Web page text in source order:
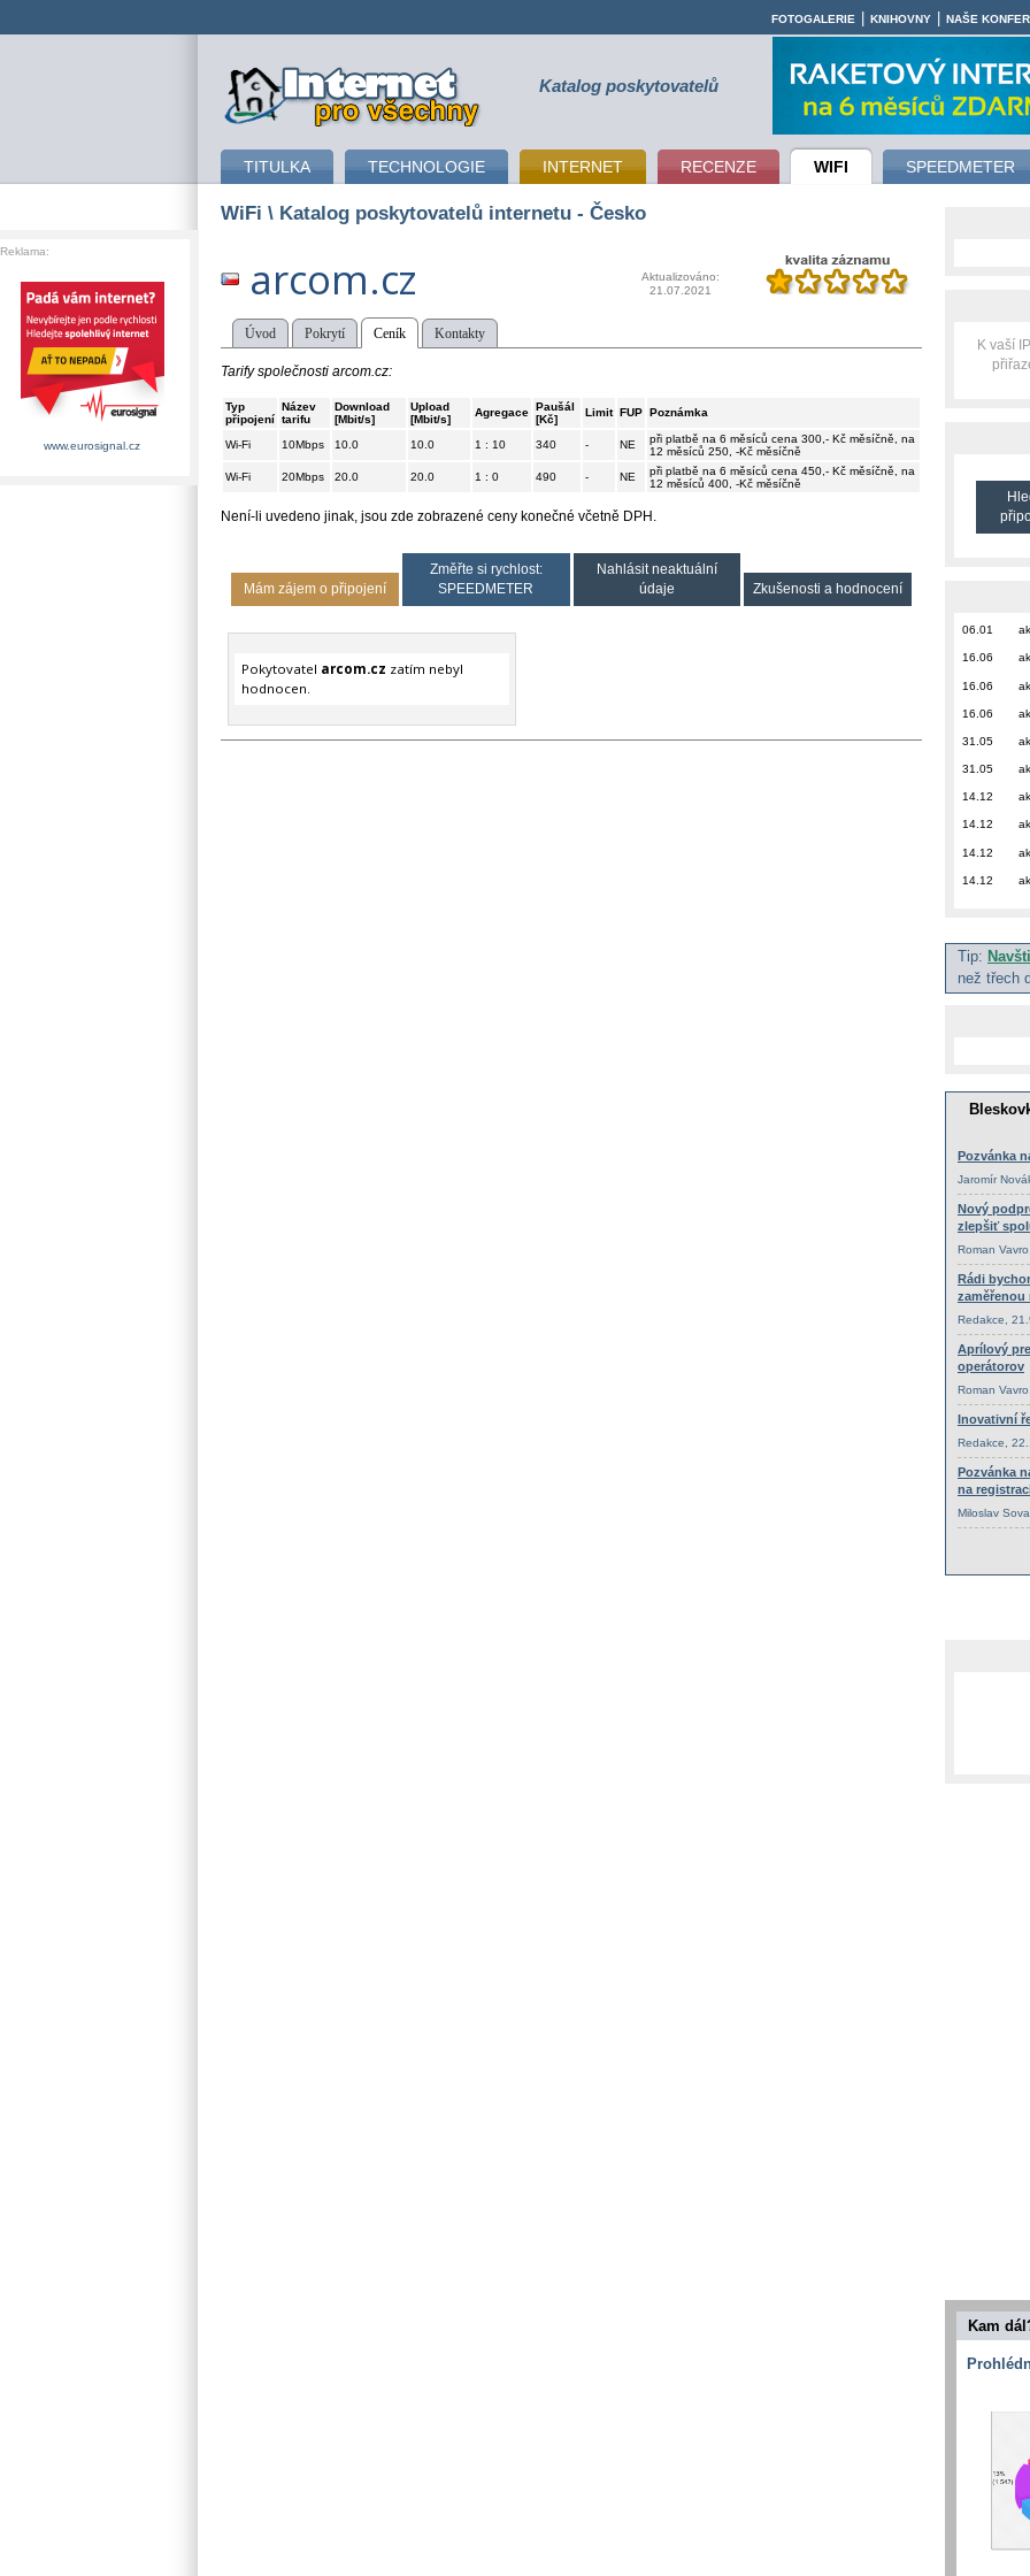
připojení k internetu Katalog poskytovatelů
TITULKA TECHNOLOGIE INTERNET RECENZE WIFI SPEEDMETER
FOTOGALERIE KNIHOVNY NAŠE
WiFi \ Katalog poskytovatelů internetu - Česko
arcom.cz
Aktualizováno:
21.07.2021
Úvod Pokrytí Ceník Kontakty
Tarify společnosti arcom.cz:
Typ
připojení
Název
tarifu
Download
[Mbit/s]
Upload
[Mbit/s]
Agregace Paušál
[Kč]
Limit FUP Poznámka
Wi-Fi 10Mbps 10.0 10.0 1 : 10 340 - NE
při platbě na 6 měsíců cena 300,- Kč měsíčně, na
12 měsíců 250, -Kč měsíčně
Wi-Fi
20Mbps 20.0 20.0 1 : 0 490 - NE
při platbě na 6 měsíců cena 450,- Kč měsíčně, na
12 měsíců 400, -Kč měsíčně
Není-li uvedeno jinak, jsou zde zobrazené ceny konečné včetně DPH.
Mám zájem o připojení
Změřte si rychlost:
SPEEDMETER
Nahlásit neaktuální
údaje
Zkušenosti a hodnocení
Pokytovatel arcom.cz zatím nebyl
hodnocen.
K vaší
06.01
16.06
16.06
16.06
31.05
31.05
14.12
14.12
14.12
14.12
Tip:
než třech
Kam
Reklama:
www.eurosignal.cz